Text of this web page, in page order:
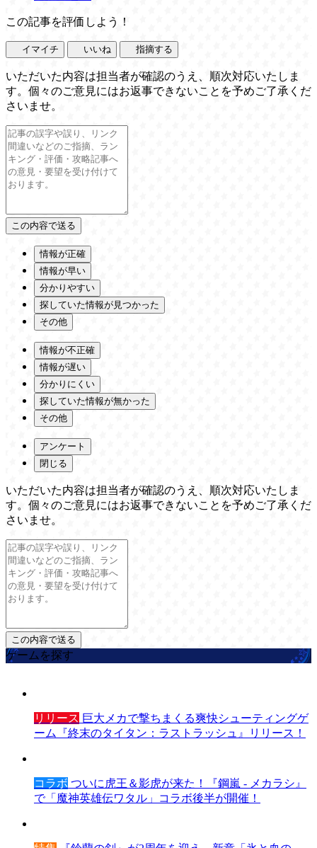
この記事を評価しよう！
イマイチ いいね 指摘する
いただいた内容は担当者が確認のうえ、順次対応いたしま
す。個々のご意見にはお返事できないことを予めご了承くだ
さいませ。
情報が正確
情報が早い
分かりやすい
探していた情報が見つかった
その他
情報が不正確
情報が遅い
分かりにくい
探していた情報が無かった
その他
アンケート
閉じる
いただいた内容は担当者が確認のうえ、順次対応いたしま
す。個々のご意見にはお返事できないことを予めご了承くだ
さいませ。
ゲームを探す
リリース 巨大メカで撃ちまくる爽快シューティングゲ
ーム『終末のタイタン：ラストラッシュ』リリース！
コラボ ついに虎王＆影虎が来た！『鋼嵐 - メカラシ』
で「魔神英雄伝ワタル」コラボ後半が開催！